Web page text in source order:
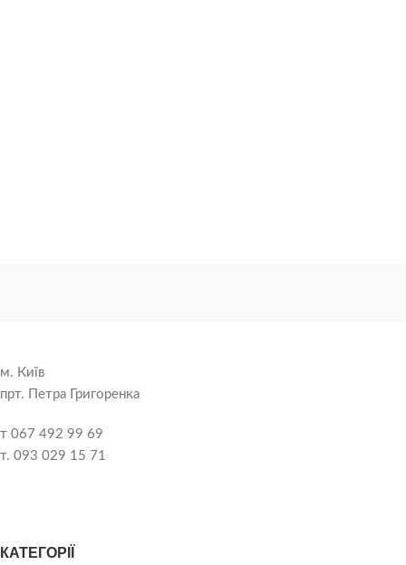
м. Київ
прт. Петра Григоренка
т 067 492 99 69
т. 093 029 15 71
КАТЕГОРІЇ